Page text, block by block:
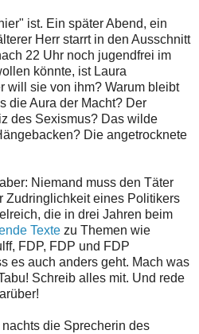
ist. Ein später Abend, ein
Herr starrt in den Ausschnitt
22 Uhr noch jugendfrei im
könnte, ist Laura
will sie von ihm? Warum bleibt
die Aura der Macht? Der
des Sexismus? Das wilde
Die angetrocknete
Niemand muss den Täter
Zudringlichkeit eines Politikers
die in drei Jahren beim
Texte zu Themen wie
FDP, FDP und FDP
es auch anders geht. Mach was
Schreib alles mit. Und rede
die Sprecherin des